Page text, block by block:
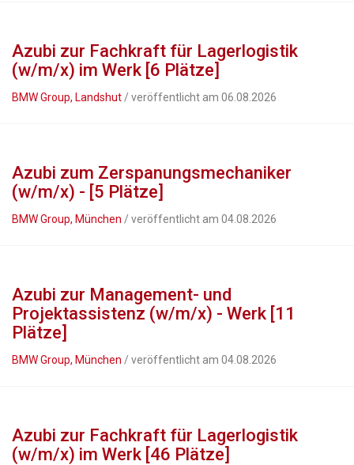
Azubi zur Fachkraft für Lagerlogistik
(w/m/x) im Werk [6 Plätze]
BMW Group, Landshut / veröffentlicht am 06.08.2026
Azubi zum Zerspanungsmechaniker
(w/m/x) - [5 Plätze]
BMW Group, München / veröffentlicht am 04.08.2026
Azubi zur Management- und
Projektassistenz (w/m/x) - Werk [11
Plätze]
BMW Group, München / veröffentlicht am 04.08.2026
Azubi zur Fachkraft für Lagerlogistik
(w/m/x) im Werk [46 Plätze]